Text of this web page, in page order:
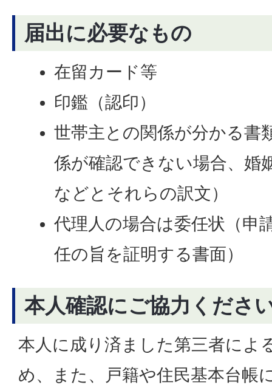
届出に必要なもの
在留カード等
印鑑（認印）
世帯主との関係が分かる書
係が確認できない場合、婚
などとそれらの訳文）
代理人の場合は委任状（申
任の旨を証明する書面）
本人確認にご協力くださ
本人に成り済ました第三者によ
め、また、戸籍や住民基本台帳